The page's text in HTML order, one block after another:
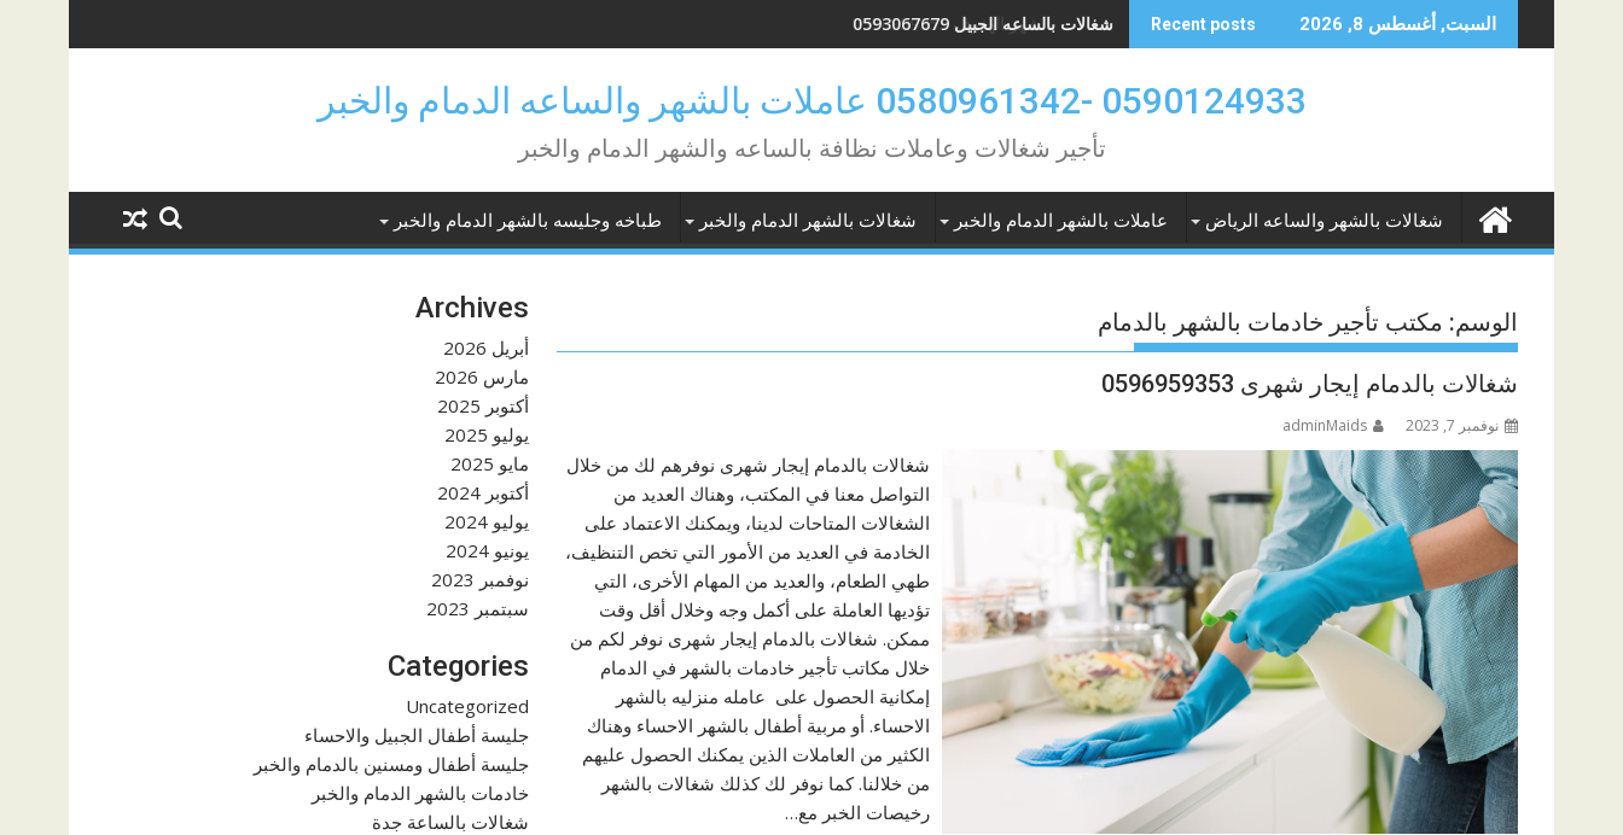
to
السبت, أغسطس 8, 2026 Recent posts شغالات بالساعه الجبيل 0593067679
0590124933 -0580961342 عاملات بالشهر والساعه الدمام والخبر
تأجير شغالات وعاملات نظافة بالساعه والشهر الدمام والخبر
شغالات بالشهر والساعه الرياض عاملات بالشهر الدمام والخبر شغالات بالشهر الدمام والخبر طباخه وجليسه بالشهر الدمام والخبر
الوسم: مكتب تأجير خادمات بالشهر بالدمام
شغالات بالدمام إيجار شهرى 0596959353
نوفمبر 7, 2023 adminMaids
شغالات بالدمام إيجار شهرى نوفرهم لك من خلال
التواصل معنا في المكتب، وهناك العديد من
الشغالات المتاحات لدينا، ويمكنك الاعتماد على
الخادمة في العديد من الأمور التي تخص التنظيف،
طهي الطعام، والعديد من المهام الأخرى، التي
تؤديها العاملة على أكمل وجه وخلال أقل وقت
ممكن. شغالات بالدمام إيجار شهرى نوفر لكم من
خلال مكاتب تأجير خادمات بالشهر في الدمام
إمكانية الحصول على عامله منزليه بالشهر
الاحساء. أو مربية أطفال بالشهر الاحساء وهناك
الكثير من العاملات الذين يمكنك الحصول عليهم
من خلالنا. كما نوفر لك كذلك شغالات بالشهر
رخيصات الخبر مع…
Archives
أبريل 2026
مارس 2026
أكتوبر 2025
يوليو 2025
مايو 2025
أكتوبر 2024
يوليو 2024
يونيو 2024
نوفمبر 2023
سبتمبر 2023
Categories
Uncategorized
جليسة أطفال الجبيل والاحساء
جليسة أطفال ومسنين بالدمام والخبر
خادمات بالشهر الدمام والخبر
شغالات بالساعة جدة